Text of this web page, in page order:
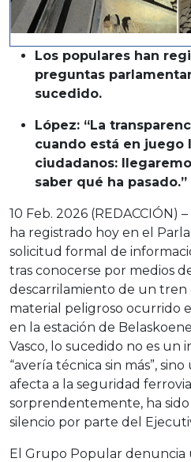
Los populares han
preguntas
sucedido.
López: “La
cuando está en juego
ciudadanos:
saber qué ha pasado.”
10 Feb. 2026 (REDACCIÓN)
ha registrado hoy en el
solicitud formal de
tras conocerse por medios
descarrilamiento de un tren
material peligroso ocurrido
en la estación de
Vasco, lo sucedido no es un
“avería técnica sin más”,
afecta a la seguridad
sorprendentemente, ha
silencio por parte del
El Grupo Popular denuncia